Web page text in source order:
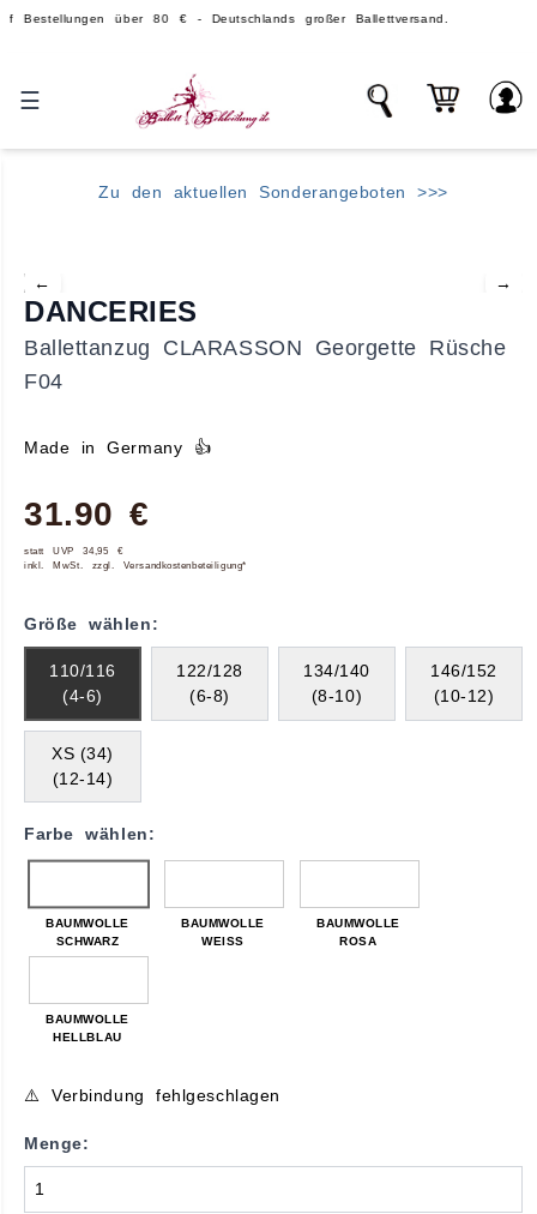
über 80 € - Deutschlands großer Ballettversand.
☰
Zu den aktuellen Sonderangeboten >>>
← →
DANCERIES
Ballettanzug CLARASSON Georgette Rüsche
F04
Made in Germany 👍
31.90 €
statt UVP 34,95 €
inkl. MwSt. zzgl. Versandkostenbeteiligung*
Größe wählen:
110/116
(4-6)
122/128
(6-8)
134/140
(8-10)
146/152
(10-12)
XS (34)
(12-14)
Farbe wählen:
BAUMWOLLE
SCHWARZ
BAUMWOLLE
WEISS
BAUMWOLLE
ROSA
BAUMWOLLE
HELLBLAU
⚠️ Verbindung fehlgeschlagen
Menge: